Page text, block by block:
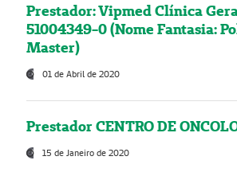
Prestador: Vipmed Clínica
51004349-0 (Nome Fantasia:
Master)
01 de Abril de 2020
Prestador CENTRO DE
15 de Janeiro de 2020